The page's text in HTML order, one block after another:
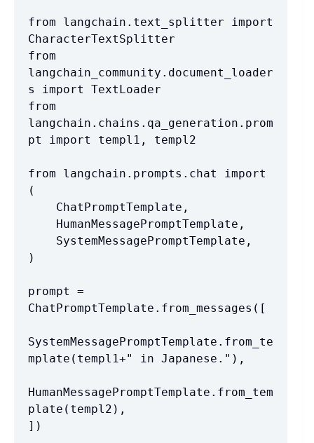
from langchain.text_splitter import
CharacterTextSplitter
from
langchain_community.document_loader
s import TextLoader
from
langchain.chains.qa_generation.prom
pt import templ1, templ2
from langchain.prompts.chat import
(
)
prompt =
ChatPromptTemplate.from_messages([
SystemMessagePromptTemplate.from_te
mplate(templ1+" in Japanese."),
HumanMessagePromptTemplate.from_tem
plate(templ2),
])